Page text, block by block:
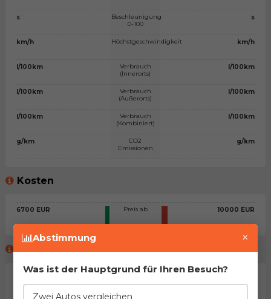
s
km/h
l/100km
l/100km
l/100km
g/km
Beschleunigung
0-100
Höchstgeschwindigkeit
Verbrauch
(Innerorts)
Verbrauch
(Außerorts)
Verbrauch
(Kombiniert)
CO2
Emissionen
s
km/h
l/100km
l/100km
l/100km
g/km
Kosten
6700 EUR Preis ab 10000 EUR
Meinung des virtuellen Beraters™
Allgemeine Stellungnahme
Abstimmung ×
Was ist der Hauptgrund für Ihren Besuch?
Zwei Autos vergleichen